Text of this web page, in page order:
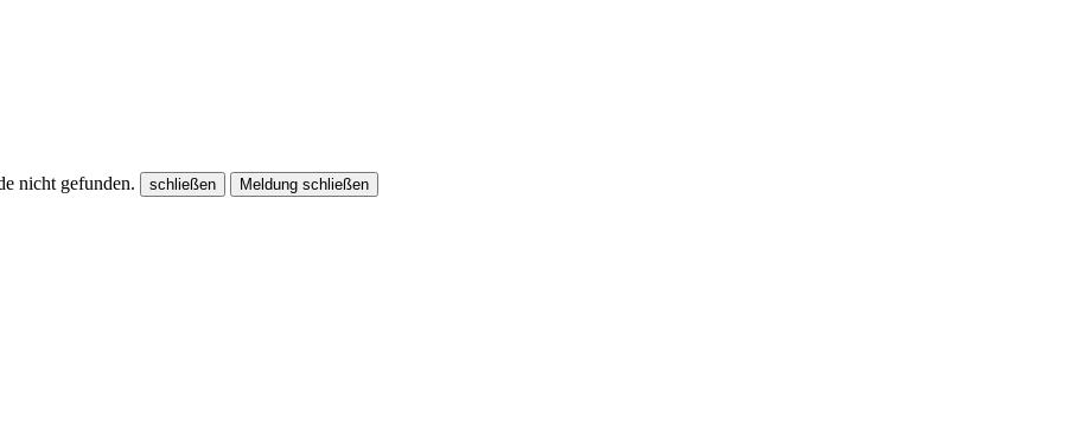
nicht gefunden. schließen Meldung schließen